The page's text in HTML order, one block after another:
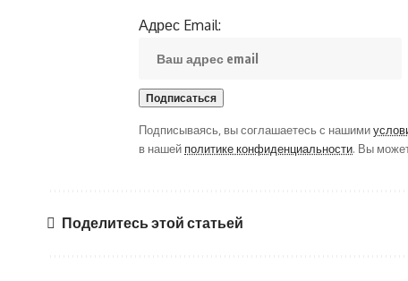
Адрес Email:
Подписываясь, вы соглашаетесь с нашими
в нашей политике конфиденциальности. Вы
Поделитесь этой статьей